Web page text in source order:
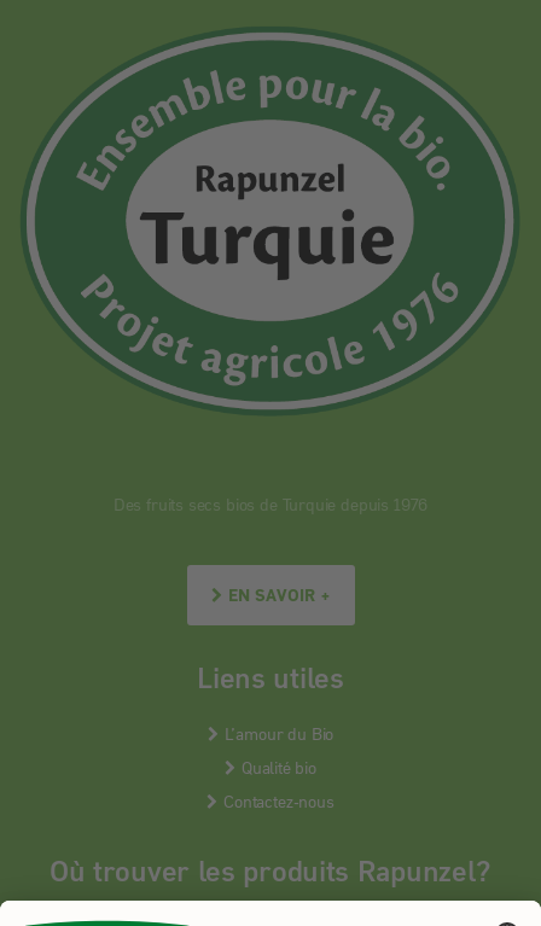
Des fruits secs bios de Turquie depuis 1976
EN SAVOIR +
Liens utiles
L’amour du Bio
Qualité bio
Contactez-nous
Où trouver les produits Rapunzel?